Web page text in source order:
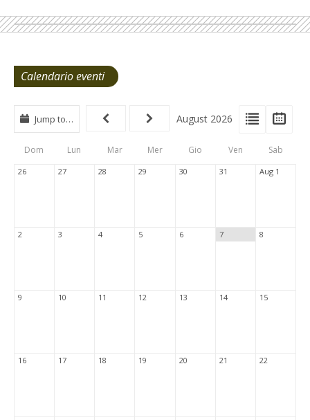
Calendario eventi
View
Type
Tabs
View
List
Jump to… August 2026
Dom Lun Mar Mer Gio Ven Sab
26 27 28 29 30 31 Aug 1
2 3 4 5 6 7 8
9 10 11 12 13 14 15
16 17 18 19 20 21 22